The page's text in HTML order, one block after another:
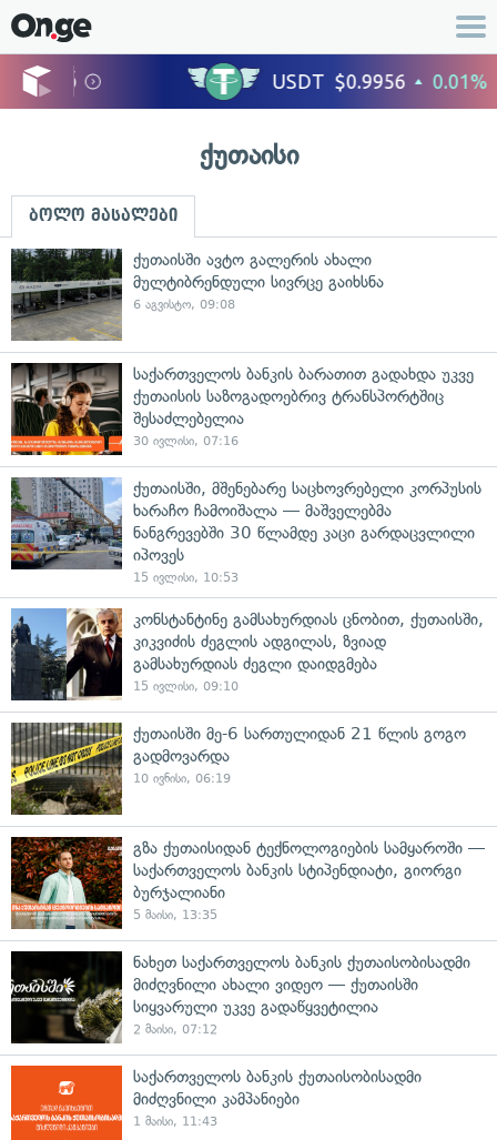
ქუთაისი
ბოლო მასალები
ქუთაისში ავტო გალერის ახალი
მულტიბრენდული სივრცე გაიხსნა
6 აგვისტო, 09:08
საქართველოს ბანკის ბარათით გადახდა უკვე
ქუთაისის საზოგადოებრივ ტრანსპორტშიც
შესაძლებელია
30 ივლისი, 07:16
ქუთაისში, მშენებარე საცხოვრებელი კორპუსის
ხარაჩო ჩამოიშალა — მაშველებმა
ნანგრევებში 30 წლამდე კაცი გარდაცვლილი
იპოვეს
15 ივლისი, 10:53
კონსტანტინე გამსახურდიას ცნობით, ქუთაისში,
კიკვიძის ძეგლის ადგილას, ზვიად
გამსახურდიას ძეგლი დაიდგმება
15 ივლისი, 09:10
ქუთაისში მე-6 სართულიდან 21 წლის გოგო
გადმოვარდა
10 ივნისი, 06:19
გზა ქუთაისიდან ტექნოლოგიების სამყაროში —
საქართველოს ბანკის სტიპენდიატი, გიორგი
ბურჯალიანი
5 მაისი, 13:35
ნახეთ საქართველოს ბანკის ქუთაისობისადმი
მიძღვნილი ახალი ვიდეო — ქუთაისში
სიყვარული უკვე გადაწყვეტილია
2 მაისი, 07:12
საქართველოს ბანკის ქუთაისობისადმი
მიძღვნილი კამპანიები
1 მაისი, 11:43